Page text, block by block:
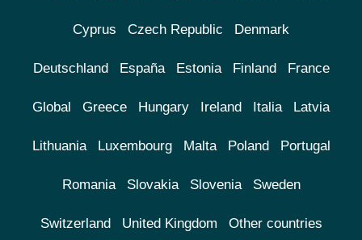
Cyprus Czech Republic Denmark
Deutschland España Estonia Finland France
Global Greece Hungary Ireland Italia Latvia
Lithuania Luxembourg Malta Poland Portugal
Romania Slovakia Slovenia Sweden
Switzerland United Kingdom Other countries